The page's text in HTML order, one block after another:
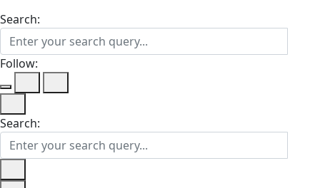
Search:
Follow:
Search: